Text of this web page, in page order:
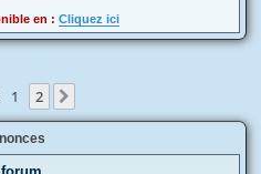
en : Cliquez ici
1 2